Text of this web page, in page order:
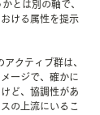
とは別の軸で、
ける属性を提示
クティブ群は、
ージで、確かに
ど、協調性があ
の上流にいるこ